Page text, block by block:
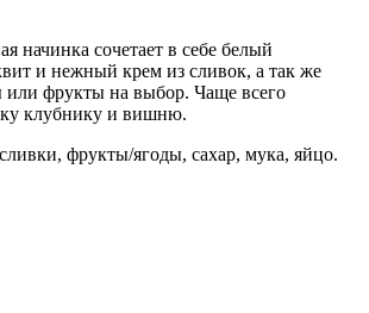
начинка сочетает в себе белый
и нежный крем из сливок, а так же
или фрукты на выбор. Чаще всего
клубнику и вишню.
фрукты/ягоды, сахар, мука, яйцо.